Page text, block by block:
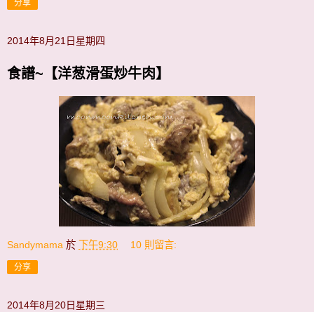
分享
2014年8月21日星期四
食譜~【洋葱滑蛋炒牛肉】
Sandymama 於 下午9:30 10 則留言:
分享
2014年8月20日星期三